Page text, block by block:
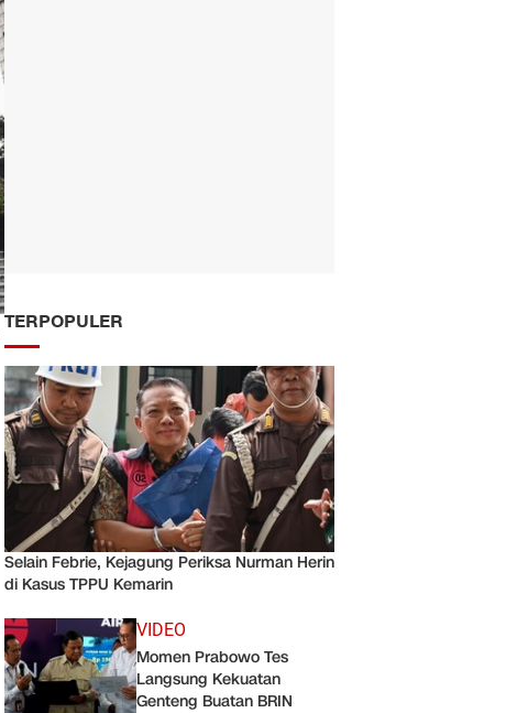
TERPOPULER
Selain Febrie, Kejagung Periksa Nurman Herin
di Kasus TPPU Kemarin
VIDEO
Momen Prabowo Tes
Langsung Kekuatan
Genteng Buatan BRIN